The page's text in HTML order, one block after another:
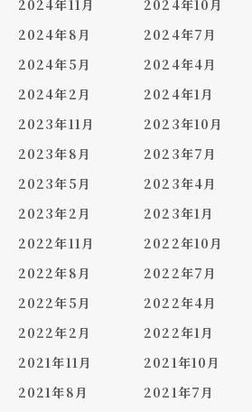
2024年11月 2024年10月
2024年8月
2024年7月
2024年5月
2024年4月
2024年2月
2024年1月
2023年11月
2023年10月
2023年8月
2023年7月
2023年5月
2023年4月
2023年2月
2023年1月
2022年11月
2022年10月
2022年8月
2022年7月
2022年5月
2022年4月
2022年2月
2022年1月
2021年11月
2021年10月
2021年8月
2021年7月